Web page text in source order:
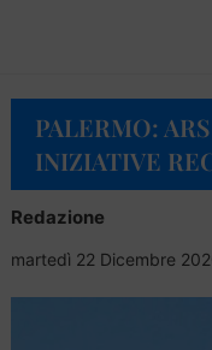
PALERMO:
INIZIATIVE
Redazione
martedì 22 Dicembre